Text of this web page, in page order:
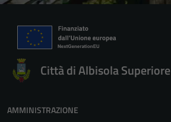
Città di Albisola Superiore
AMMINISTRAZIONE